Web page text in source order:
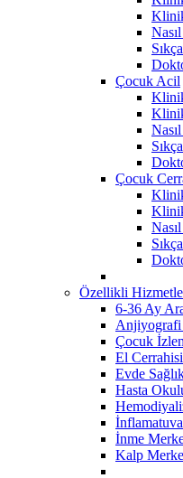
Çocuk Acil
Çocuk
Özellikli
6-36 Ay
Anjiyografi
Çocuk
El Cerrahisi
Evde
Hasta
İnme
Kalp